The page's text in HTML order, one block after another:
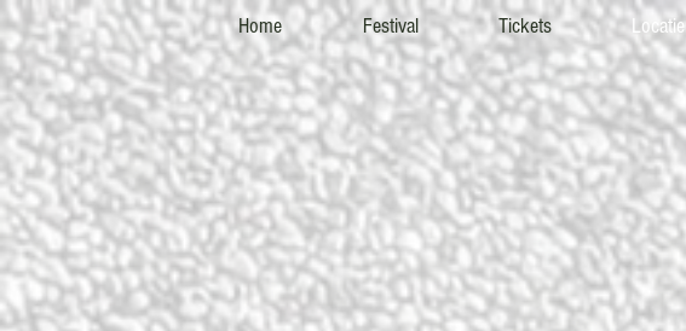
Home Festival Tickets Locatie